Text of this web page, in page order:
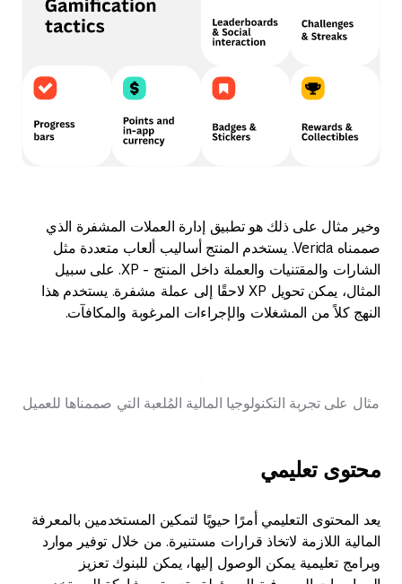
وخير مثال على ذلك هو تطبيق إدارة العملات المشفرة الذي
صممناه Verida. يستخدم المنتج أساليب ألعاب متعددة مثل
الشارات والمقتنيات والعملة داخل المنتج - XP. على سبيل
المثال، يمكن تحويل XP لاحقًا إلى عملة مشفرة. يستخدم هذا
النهج كلاً من المشغلات والإجراءات المرغوبة والمكافآت.
مثال على تجربة التكنولوجيا المالية المُلعبة التي صممناها للعميل
محتوى تعليمي
يعد المحتوى التعليمي أمرًا حيويًا لتمكين المستخدمين بالمعرفة
المالية اللازمة لاتخاذ قرارات مستنيرة. من خلال توفير موارد
وبرامج تعليمية يمكن الوصول إليها، يمكن للبنوك تعزيز